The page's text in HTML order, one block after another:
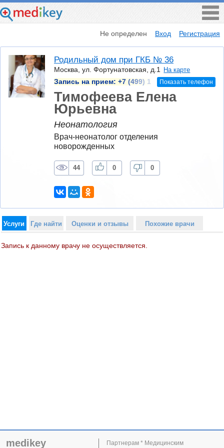
Не определен Вход Регистрация
Родильный дом при ГКБ № 36
Москва, ул. Фортунатовская, д.1
На карте
Запись на прием: +7 (499) 1 Показать телефон
Тимофеева Елена
Юрьевна
Неонатология
Врач-неонатолог отделения
новорожденных
44 0 0
Услуги Где найти Оценки и отзывы Похожие врачи
Запись к данному врачу не осуществляется.
medikey
Партнерам * Медицинским